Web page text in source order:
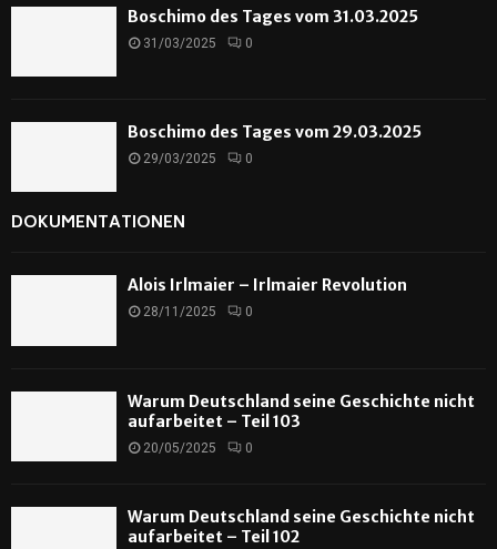
Boschimo des Tages vom 31.03.2025
31/03/2025 0
Boschimo des Tages vom 29.03.2025
29/03/2025 0
DOKUMENTATIONEN
Alois Irlmaier – Irlmaier Revolution
28/11/2025 0
Warum Deutschland seine Geschichte nicht
aufarbeitet – Teil 103
20/05/2025 0
Warum Deutschland seine Geschichte nicht
aufarbeitet – Teil 102